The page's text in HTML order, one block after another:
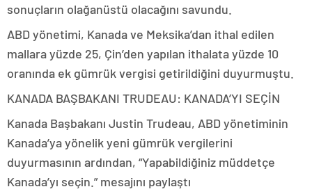
sonuçların olağanüstü olacağını savundu.
ABD yönetimi, Kanada ve Meksika’dan ithal edilen
mallara yüzde 25, Çin’den yapılan ithalata yüzde 10
oranında ek gümrük vergisi getirildiğini duyurmuştu.
KANADA BAŞBAKANI TRUDEAU: KANADA’YI SEÇİN
Kanada Başbakanı Justin Trudeau, ABD yönetiminin
Kanada’ya yönelik yeni gümrük vergilerini
duyurmasının ardından, “Yapabildiğiniz müddetçe
Kanada’yı seçin.” mesajını paylaştı